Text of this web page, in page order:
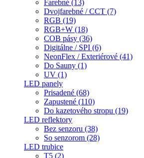
Farebné (13)
Dvojfarebné / CCT (7)
RGB (19)
RGB+W (18)
COB pásy (36)
Digitálne / SPI (6)
NeonFlex / Exteriérové (41)
Do Sauny (1)
UV (1)
LED panely
Prisadené (68)
Zapustené (110)
Do kazetového stropu (19)
LED reflektory
Bez senzoru (38)
So senzorom (28)
LED trubice
T5 (2)